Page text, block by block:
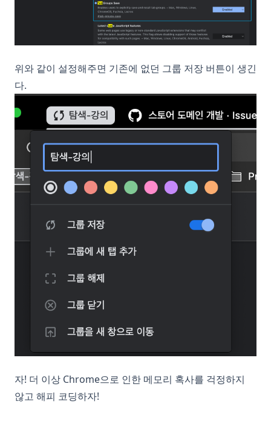
위와 같이 설정해주면 기존에 없던 그룹 저장 버튼이 생긴
다.
자! 더 이상 Chrome으로 인한 메모리 혹사를 걱정하지
않고 해피 코딩하자!